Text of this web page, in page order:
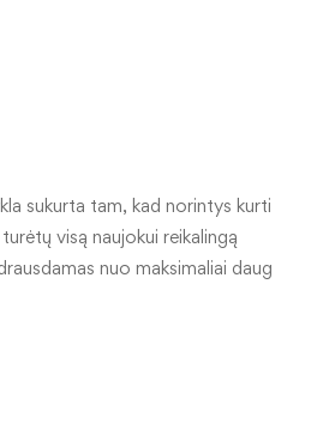
sukurta tam, kad norintys kurti
visą naujokui reikalingą
nuo maksimaliai daug